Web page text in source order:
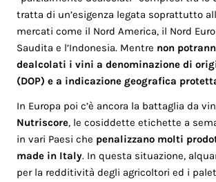
tratta di un’esigenza legata soprattutto
mercati come il Nord America, il Nord
Saudita e l’Indonesia. Mentre non
dealcolati i vini a denominazione di
(DOP) e a indicazione geografica
In Europa poi c’è ancora la battaglia da
Nutriscore, le cosiddette etichette a
in vari Paesi che penalizzano molti
made in Italy. In questa situazione,
per la redditività degli agricoltori ed i